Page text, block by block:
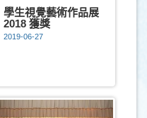
學生視覺藝術作品展
2018 獲獎
2019-06-27